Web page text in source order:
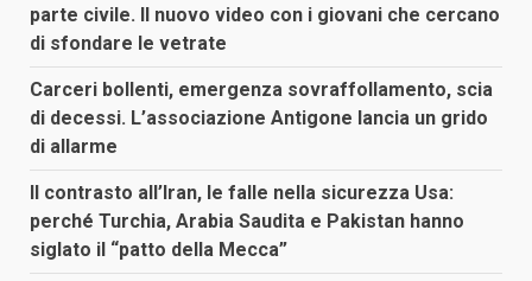
parte civile. Il nuovo video con i giovani che cercano
di sfondare le vetrate
Carceri bollenti, emergenza sovraffollamento, scia
di decessi. L’associazione Antigone lancia un grido
di allarme
Il contrasto all’Iran, le falle nella sicurezza Usa:
perché Turchia, Arabia Saudita e Pakistan hanno
siglato il “patto della Mecca”